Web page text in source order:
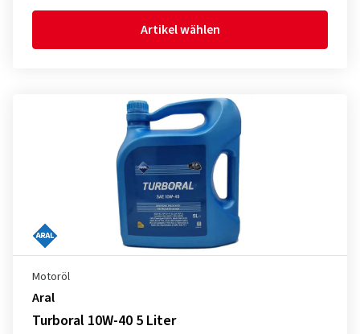
Artikel wählen
Motoröl
Aral
Turboral 10W-40 5 Liter